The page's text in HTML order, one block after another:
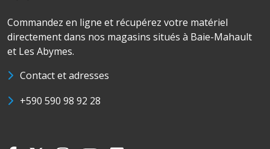
Commandez en ligne et récupérez votre matériel
directement dans nos magasins situés à Baie-Mahault
et Les Abymes.
Contact et adresses
+590 590 98 92 28